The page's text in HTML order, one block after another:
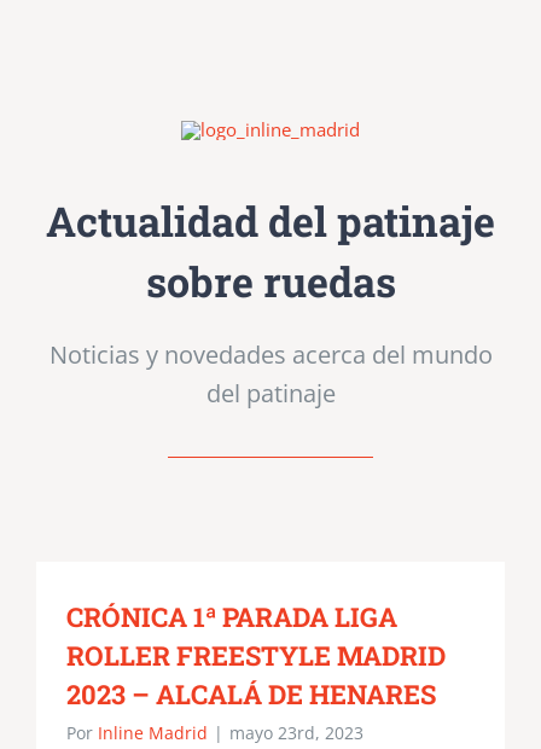
Actualidad del patinaje
sobre ruedas
Noticias y novedades acerca del mundo
del patinaje
CRÓNICA 1ª PARADA LIGA
ROLLER FREESTYLE MADRID
2023 – ALCALÁ DE HENARES
Por Inline Madrid | mayo 23rd, 2023